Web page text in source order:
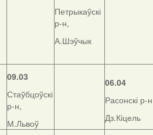
Петрыкаўскі
р-н,
А.Шэўчык
09.03
Стаўбцоўскі
р-н,
М.Львоў
06.04
Расонскі р-
Дз.Кіцель